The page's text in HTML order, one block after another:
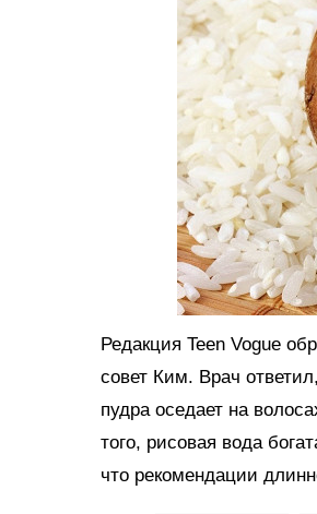
Редакция Teen Vogue
совет Ким. Врач
пудра оседает на
того, рисовая вода
что рекомендации